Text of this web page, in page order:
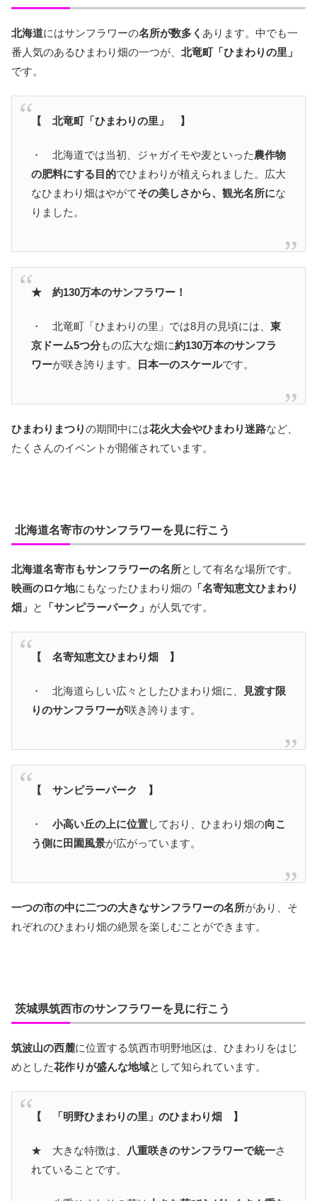
北海道にはサンフラワーの名所が数多く あります。中でも一
番人気のあるひまわり畑の一つが、 北竜町「ひまわりの里」
です。
【 北竜町「ひまわりの里」 】
・ 北海道では当初、ジャガイモや麦といった農作物
の肥料にする目的でひまわりが植えられました。広大
なひまわり畑はやがてその美しさから、観光名所にな
りました。
★ 約130万本のサンフラワー！
・ 北竜町「ひまわりの里」では8月の見頃には、 東
京ドーム5つ分もの広大な畑に約130万本のサンフラ
ワーが咲き誇ります。 日本一のスケールです。
ひまわりまつりの期間中には花火大会やひまわり迷路など、
たくさんのイベントが開催されています。
北海道名寄市のサンフラワーを見に行こう
北海道名寄市もサンフラワーの名所として有名な場所です。
映画のロケ地にもなったひまわり畑の 「名寄知恵文ひまわり
畑」 と 「サンピラーパーク」 が人気です。
【 名寄知恵文ひまわり畑 】
・ 北海道らしい広々としたひまわり畑に、
見渡す限
りのサンフラワーが咲き誇ります。
【 サンピラーパーク 】
・ 小高い丘の上に位置しており、ひまわり畑の向こ
う側に田園風景が広がっています。
一つの市の中に二つの大きなサンフラワーの名所があり、そ
れぞれのひまわり畑の絶景を楽しむことができます。
茨城県筑西市のサンフラワーを見に行こう
筑波山の西麓に位置する筑西市明野地区は、ひまわりをはじ
めとした花作りが盛んな地域として知られています。
【 「明野ひまわりの里」のひまわり畑 】
★ 大きな特徴は、 八重咲きのサンフラワーで統一さ
れていることです。